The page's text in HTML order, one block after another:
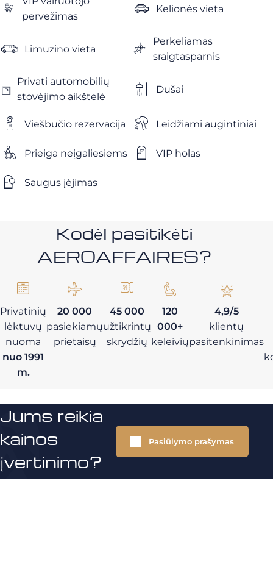
pervežimas
Kelionės vieta
Limuzino vieta
Perkeliamas
sraigtasparnis
Privati ​​automobilių
stovėjimo aikštelė
Dušai
Viešbučio rezervacija Leidžiami augintiniai
Prieiga neįgaliesiems VIP holas
Saugus įėjimas
Kodėl pasitikėti
AEROAFFAIRES?
Privatinių
lėktuvų
nuoma
nuo 1991
m.
20 000
pasiekiamų
prietaisų
45 000
užtikrintų
skrydžių
120
000+
keleivių
4,9/5
klientų
pasitenkinimas
Jums reikia
kainos
įvertinimo?
Pasiūlymo prašymas